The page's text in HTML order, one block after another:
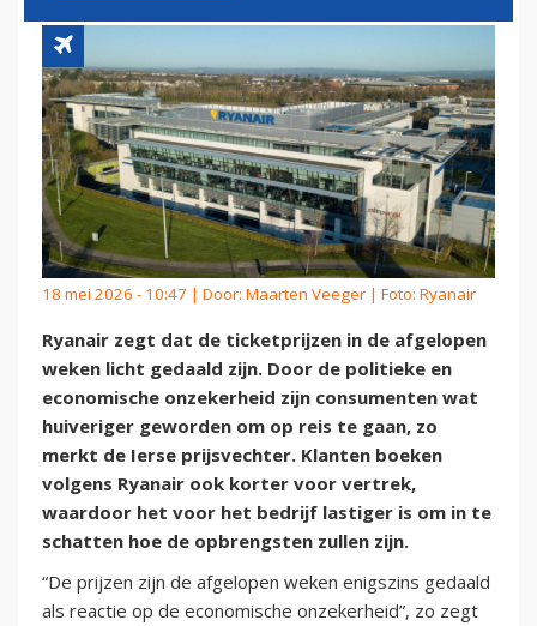
18 mei 2026 - 10:47 | Door: Maarten Veeger | Foto: Ryanair
Ryanair zegt dat de ticketprijzen in de afgelopen
weken licht gedaald zijn. Door de politieke en
economische onzekerheid zijn consumenten wat
huiveriger geworden om op reis te gaan, zo
merkt de Ierse prijsvechter. Klanten boeken
volgens Ryanair ook korter voor vertrek,
waardoor het voor het bedrijf lastiger is om in te
schatten hoe de opbrengsten zullen zijn.
“De prijzen zijn de afgelopen weken enigszins gedaald
als reactie op de economische onzekerheid”, zo zegt